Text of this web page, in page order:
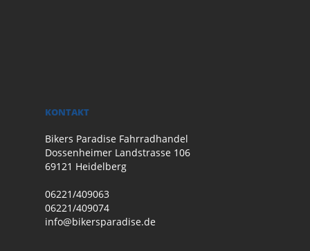
KONTAKT
Bikers Paradise Fahrradhandel
Dossenheimer Landstrasse 106
69121 Heidelberg
06221/409063
06221/409074
info@bikersparadise.de